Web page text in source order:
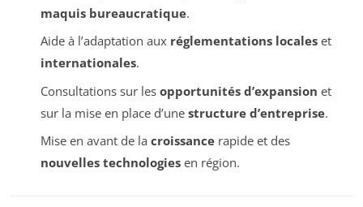
maquis bureaucratique.
Aide à l’adaptation aux réglementations localeset
internationales.
Consultations sur les opportunités d’expansion et
sur la mise en place d’une structure d’entreprise.
Mise en avant de la croissancerapide et des
nouvelles technologiesen région.